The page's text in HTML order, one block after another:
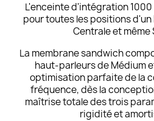
L'enceinte d'intégration
pour toutes les positions d'un
Centrale et même
La membrane sandwich
haut-parleurs de Médium
optimisation parfaite de la
fréquence, dès la
maîtrise totale des trois
rigidité et